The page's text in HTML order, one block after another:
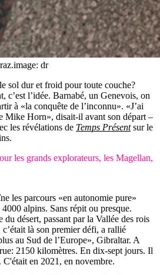
image: dr
sol dur et froid pour toute couche?
c’est l’idée. Barnabé, un Genevois, on
à «la conquête de l’inconnu». «J’ai
Mike Horn», disait-il avant son départ –
les révélations de Temps Présentsur le
les grands explorateurs, les Magellan,
les parcours «en autonomie pure»
alpins. Sans répit ou presque.
du désert, passant par la Vallée des rois
là son premier défi, a rallié
au Sud de l’Europe», Gibraltar. A
2150 kilomètres. En dix-sept jours. Il
C'était en 2021, en novembre.